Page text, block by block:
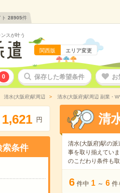
ト 28905件
スが叶う
関西版 エリア変更
0 保存した希望条件 お
清水(大阪府)駅周辺 清水(大阪府)駅周辺 副業・
1,621 円
索条件
清
清水(大阪府)駅の派
事を取り揃えてい
のこだわり条件も
6 件中 1 ～ 6 件